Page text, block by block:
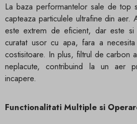
La baza performantelor sale de top
capteaza particulele ultrafine din aer.
este extrem de eficient, dar este
curatat usor cu apa, fara a
costisitoare. In plus, filtrul de carbon
neplacute, contribuind la un aer
incapere.
Functionalitati Multiple si